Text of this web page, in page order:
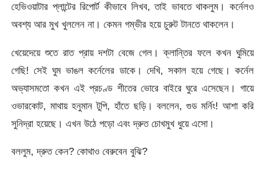
হেভিওয়াটার প্লান্টের রিপোর্ট কীভাবে লিখব, তাই ভাবতে থাকলুম। কর্নেলও
অবশ্য আর মুখ খুললেন না। কেমন গম্ভীর হয়ে চুরুট টানতে থাকলেন।
খেয়েদেয়ে শুতে রাত প্রায় দশটা বেজে গেল। ক্লান্তির ফলে কখন ঘুমিয়ে
গেছি! সেই ঘুম ভাঙল কর্নেলের ডাকে। দেখি, সকাল হয়ে গেছে। কর্নেল
অভ্যাসমতো কখন এই প্রচণ্ড শীতের ভোরে বাইরে ঘুরে এসেছেন। গায়ে
ওভারকোট, মাথায় হনুমান টুপি, হাঁতে ছড়ি। বললেন, গুড মর্নিং! আশা করি
সুনিদ্রা হয়েছে। এখন উঠে পড়ো এবং দ্রুত চোখমুখ ধুয়ে এসো।
বললুম, দ্রুত কেন? কোথাও বেরুবেন বুঝি?